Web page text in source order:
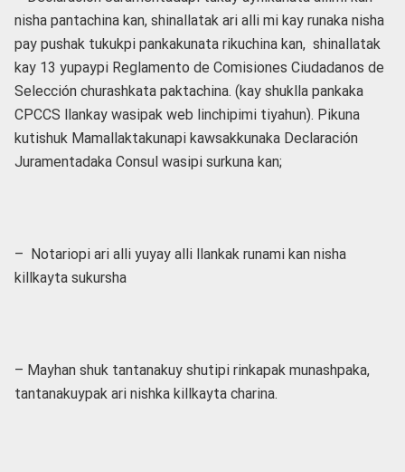
nisha pantachina kan, shinallatak ari alli mi kay runaka nisha
pay pushak tukukpi pankakunata rikuchina kan, shinallatak
kay 13 yupaypi Reglamento de Comisiones Ciudadanos de
Selección churashkata paktachina. (kay shuklla pankaka
CPCCS llankay wasipak web linchipimi tiyahun). Pikuna
kutishuk Mamallaktakunapi kawsakkunaka Declaración
Juramentadaka Consul wasipi surkuna kan;
– Notariopi ari alli yuyay alli llankak runami kan nisha
killkayta sukursha
– Mayhan shuk tantanakuy shutipi rinkapak munashpaka,
tantanakuypak ari nishka killkayta charina.